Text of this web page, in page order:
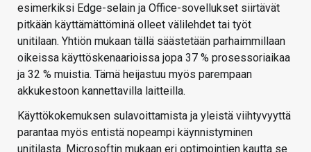
esimerkiksi Edge-selain ja Office-sovellukset siirtävät
pitkään käyttämättöminä olleet välilehdet tai työt
unitilaan. Yhtiön mukaan tällä säästetään parhaimmillaan
oikeissa käyttöskenaarioissa jopa 37 % prosessoriaikaa
ja 32 % muistia. Tämä heijastuu myös parempaan
akkukestoon kannettavilla laitteilla.
Käyttökokemuksen sulavoittamista ja yleistä viihtyvyyttä
parantaa myös entistä nopeampi käynnistyminen
unitilasta. Microsoftin mukaan eri optimointien kautta se